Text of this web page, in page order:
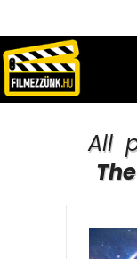
All